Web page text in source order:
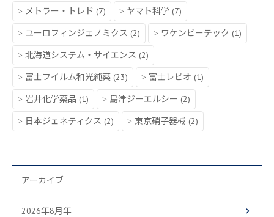
メトラー・トレド (7) ヤマト科学 (7)
ユーロフィンジェノミクス (2) ワケンビーテック (1)
北海道システム・サイエンス (2)
富士フイルム和光純薬 (23) 富士レビオ (1)
岩井化学薬品 (1) 島津ジーエルシー (2)
日本ジェネティクス (2) 東京硝子器械 (2)
アーカイブ
2026年8月年